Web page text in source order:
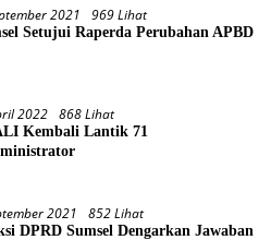
2021 969 Lihat
Setujui Raperda Perubahan APBD
2022 868 Lihat
Kembali Lantik 71
2021 852 Lihat
DPRD Sumsel Dengarkan Jawaban